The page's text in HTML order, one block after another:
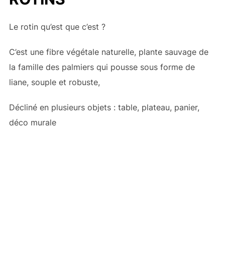
Le rotin qu’est que c’est ?
C’est une fibre végétale naturelle, plante sauvage de
la famille des palmiers qui pousse sous forme de
liane, souple et robuste,
Décliné en plusieurs objets : table, plateau, panier,
déco murale